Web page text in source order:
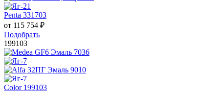
Penta 331703
от 115 754 ₽
Подобрать
199103
Color 199103